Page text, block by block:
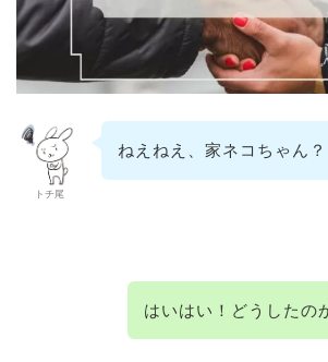
トチ尾
ねえねえ、家ネコちゃん？
はいはい！どうしたの